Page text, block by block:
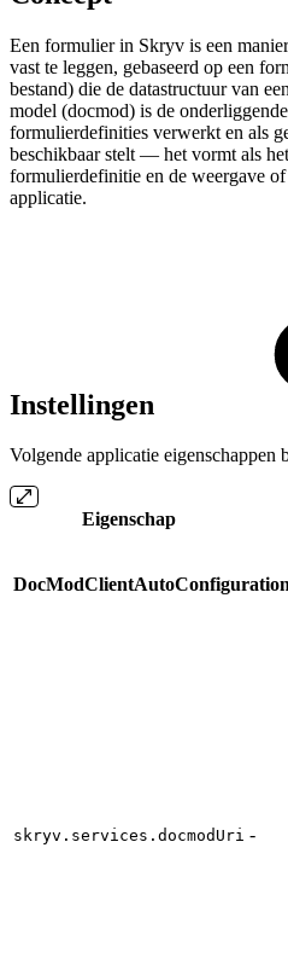
Een formulier in Skryv is een
vast te leggen, gebaseerd op een
bestand) die de datastructuur van
model (docmod) is de
formulierdefinities verwerkt en als
beschikbaar stelt — het vormt als
formulierdefinitie en de weergave
applicatie.
Instellingen
Volgende applicatie eigenschappen
Eigenschap
skryv.services.docmodUri -